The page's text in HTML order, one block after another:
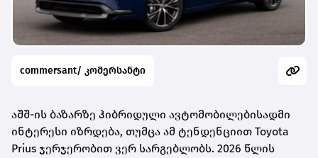
commersant/ კომერსანტი
აშშ-ის ბაზარზე ჰიბრიდული ავტომობილებისადმი
ინტერესი იზრდება, თუმცა ამ ტენდენციით Toyota
Prius ჯერჯერობით ვერ სარგებლობს. 2026 წლის